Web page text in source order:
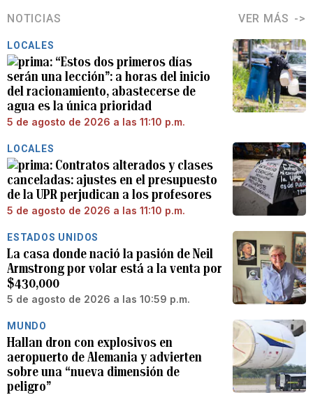
NOTICIAS VER MÁS
LOCALES
“Estos dos primeros días
serán una lección”: a horas del inicio
del racionamiento, abastecerse de
agua es la única prioridad
5 de agosto de 2026 a las 11:10 p.m.
LOCALES
Contratos alterados y clases
canceladas: ajustes en el presupuesto
de la UPR perjudican a los profesores
5 de agosto de 2026 a las 11:10 p.m.
ESTADOS UNIDOS
La casa donde nació la pasión de Neil
Armstrong por volar está a la venta por
$430,000
5 de agosto de 2026 a las 10:59 p.m.
MUNDO
Hallan dron con explosivos en
aeropuerto de Alemania y advierten
sobre una “nueva dimensión de
peligro”